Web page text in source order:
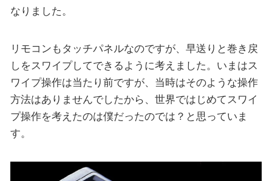
なりました。
リモコンもタッチパネルなのですが、早送りと巻き戻
しをスワイプしてできるように考えました。いまはス
ワイプ操作は当たり前ですが、当時はそのような操作
方法はありませんでしたから、世界ではじめてスワイ
プ操作を考えたのは僕だったのでは？と思っていま
す。